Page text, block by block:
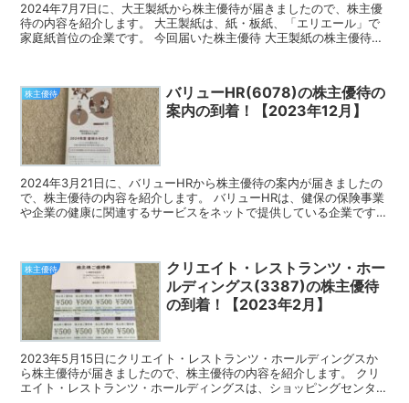
2024年7月7日に、大王製紙から株主優待が届きましたので、株主優
待の内容を紹介します。 大王製紙は、紙・板紙、「エリエール」で
家庭紙首位の企業です。 今回届いた株主優待 大王製紙の株主優待
株主優待
バリューHR(6078)の株主優待の
案内の到着！【2023年12月】
2024年3月21日に、バリューHRから株主優待の案内が届きましたの
で、株主優待の内容を紹介します。 バリューHRは、健保の保険事業
や企業の健康に関連するサービスをネットで提供している企業です。
株主優待
クリエイト・レストランツ・ホー
ルディングス(3387)の株主優待
の到着！【2023年2月】
2023年5月15日にクリエイト・レストランツ・ホールディングスか
ら株主優待が届きましたので、株主優待の内容を紹介します。 クリ
エイト・レストランツ・ホールディングスは、ショッピングセンター